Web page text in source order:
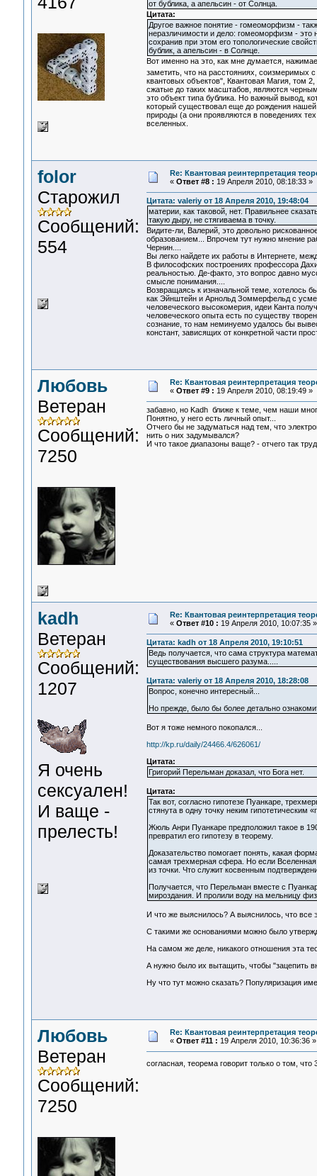
от бублика, а апельсин - от Солнца.
Цитата:
Другое важное понятие - гомеоморфизм -
неразличимости и дело: гомеоморфизм - это
сохранив при этом его топологические
бублик, а апельсин - в Солнце.
Вот именно на это, как мне думается,
заметить, что на расстояниях, соизмеримых
квантовых объектов", Квантовая Магия, том
сжатые до таких масштабов, являются
это объект типа бублика. Но важный вывод,
который существовал еще до рождения
природы (а они проявляются в поведениях
вселенных.
folor
Старожил
Сообщений:
554
Re: Квантовая реинтерпретация
« Ответ #8 : 19 Апреля 2010, 08:18:33 »
Цитата: valeriy от 18 Апреля 2010, 19:48:04
материи, как таковой, нет. Правильнее
такую дыру, не стягиваема в точку.
Видите-ли, Валерий, это довольно
образованием... Впрочем тут нужно мнение
Чернин....
Вы легко найдете их работы в Интернете,
В философских построениях профессора
реальностью. Де-факто, это вопрос давно
смысле понимания....
Возвращаясь к изначальной теме, хотелось
как Эйнштейн и Арнольд Зоммерфельд с
человеческого высокомерия, идеи Канта
человеческого опыта есть по существу
сознание, то нам неминуемо удалось бы
констант, зависящих от конкретной части
Любовь
Ветеран
Сообщений:
7250
Re: Квантовая реинтерпретация
« Ответ #9 : 19 Апреля 2010, 08:19:49 »
забавно, но Kadh ближе к теме, чем наши
Понятно, у него есть личный опыт...
Отчего бы не задуматься над тем, что
нить о них задумывался?
И что такое диапазоны ваще? - отчего так
kadh
Ветеран
Сообщений:
1207
Я очень
сексуален!
И ваще -
прелесть!
Re: Квантовая реинтерпретация
« Ответ #10 : 19 Апреля 2010, 10:07:35 »
Цитата: kadh от 18 Апреля 2010, 19:10:51
Ведь получается, что сама структура
существования высшего разума.....
Цитата: valeriy от 18 Апреля 2010, 18:28:08
Вопрос, конечно интересный...
Но прежде, было бы более детально
Вот я тоже немного покопался...
http://kp.ru/daily/24466.4/626061/
Цитата:
Григорий Перельман доказал, что Бога нет.
Цитата:
Так вот, согласно гипотезе Пуанкаре,
стянута в одну точку неким гипотетическим
Жюль Анри Пуанкаре предположил такое в
превратил его гипотезу в теорему.
Доказательство помогает понять, какая
самая трехмерная сфера. Но если Вселенная
из точки. Что служит косвенным
Получается, что Перельман вместе с
мироздания. И пролили воду на мельницу
И что же выяснилось? А выяснилось, что
С такими же основаниями можно было
На самом же деле, никакого отношения эта
А нужно было их вытащить, чтобы "зацепить
Ну что тут можно сказать? Популяризация
Любовь
Ветеран
Сообщений:
7250
Re: Квантовая реинтерпретация
« Ответ #11 : 19 Апреля 2010, 10:36:36 »
согласная, теорема говорит только о том,